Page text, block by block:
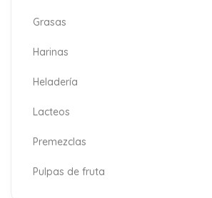
Grasas
Harinas
Heladería
Lacteos
Premezclas
Pulpas de fruta